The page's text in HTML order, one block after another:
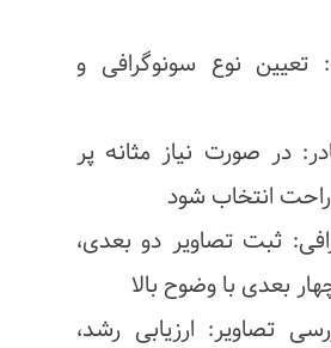
تعیین نوع سونوگرافی و
در صورت نیاز مثانه پر
انتخاب شود
ثبت تصاویر دو بعدی،
بعدی با وضوح بالا
تصاویر: ارزیابی رشد،